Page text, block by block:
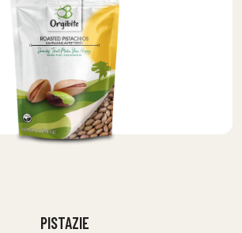
PISTAZIE